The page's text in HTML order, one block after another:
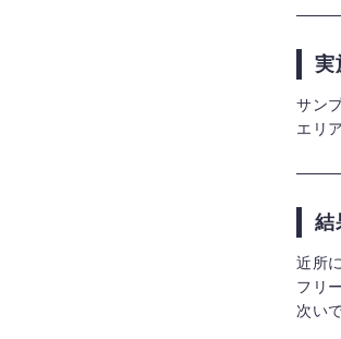
実
サン
エリ
結
近所
フリ
次い